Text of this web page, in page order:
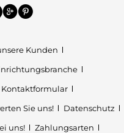
Kunden
Kontaktformular
Sie uns!
Datenschutz
uns!
Zahlungsarten